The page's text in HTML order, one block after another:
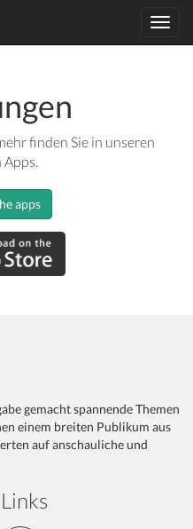
finden Sie in unseren
apps
gemacht spannende Themen
einem breiten Publikum aus
auf anschauliche und